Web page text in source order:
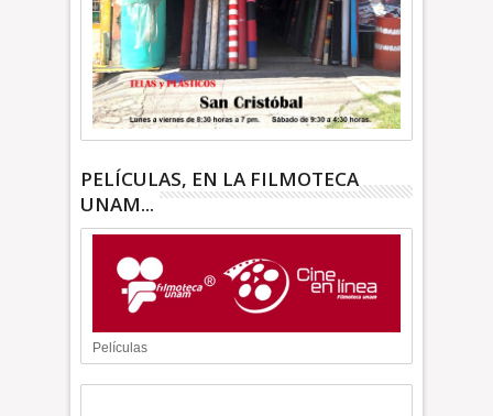
PELÍCULAS, EN LA FILMOTECA
UNAM...
Películas